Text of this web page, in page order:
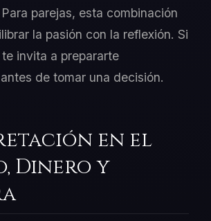
parejas, esta combinación
la pasión con la reflexión. Si
invita a prepararte
de tomar una decisión.
en el
Dinero y